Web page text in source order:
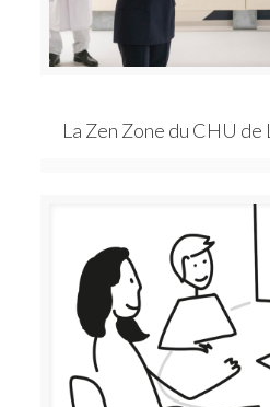
La Zen Zone du CHU